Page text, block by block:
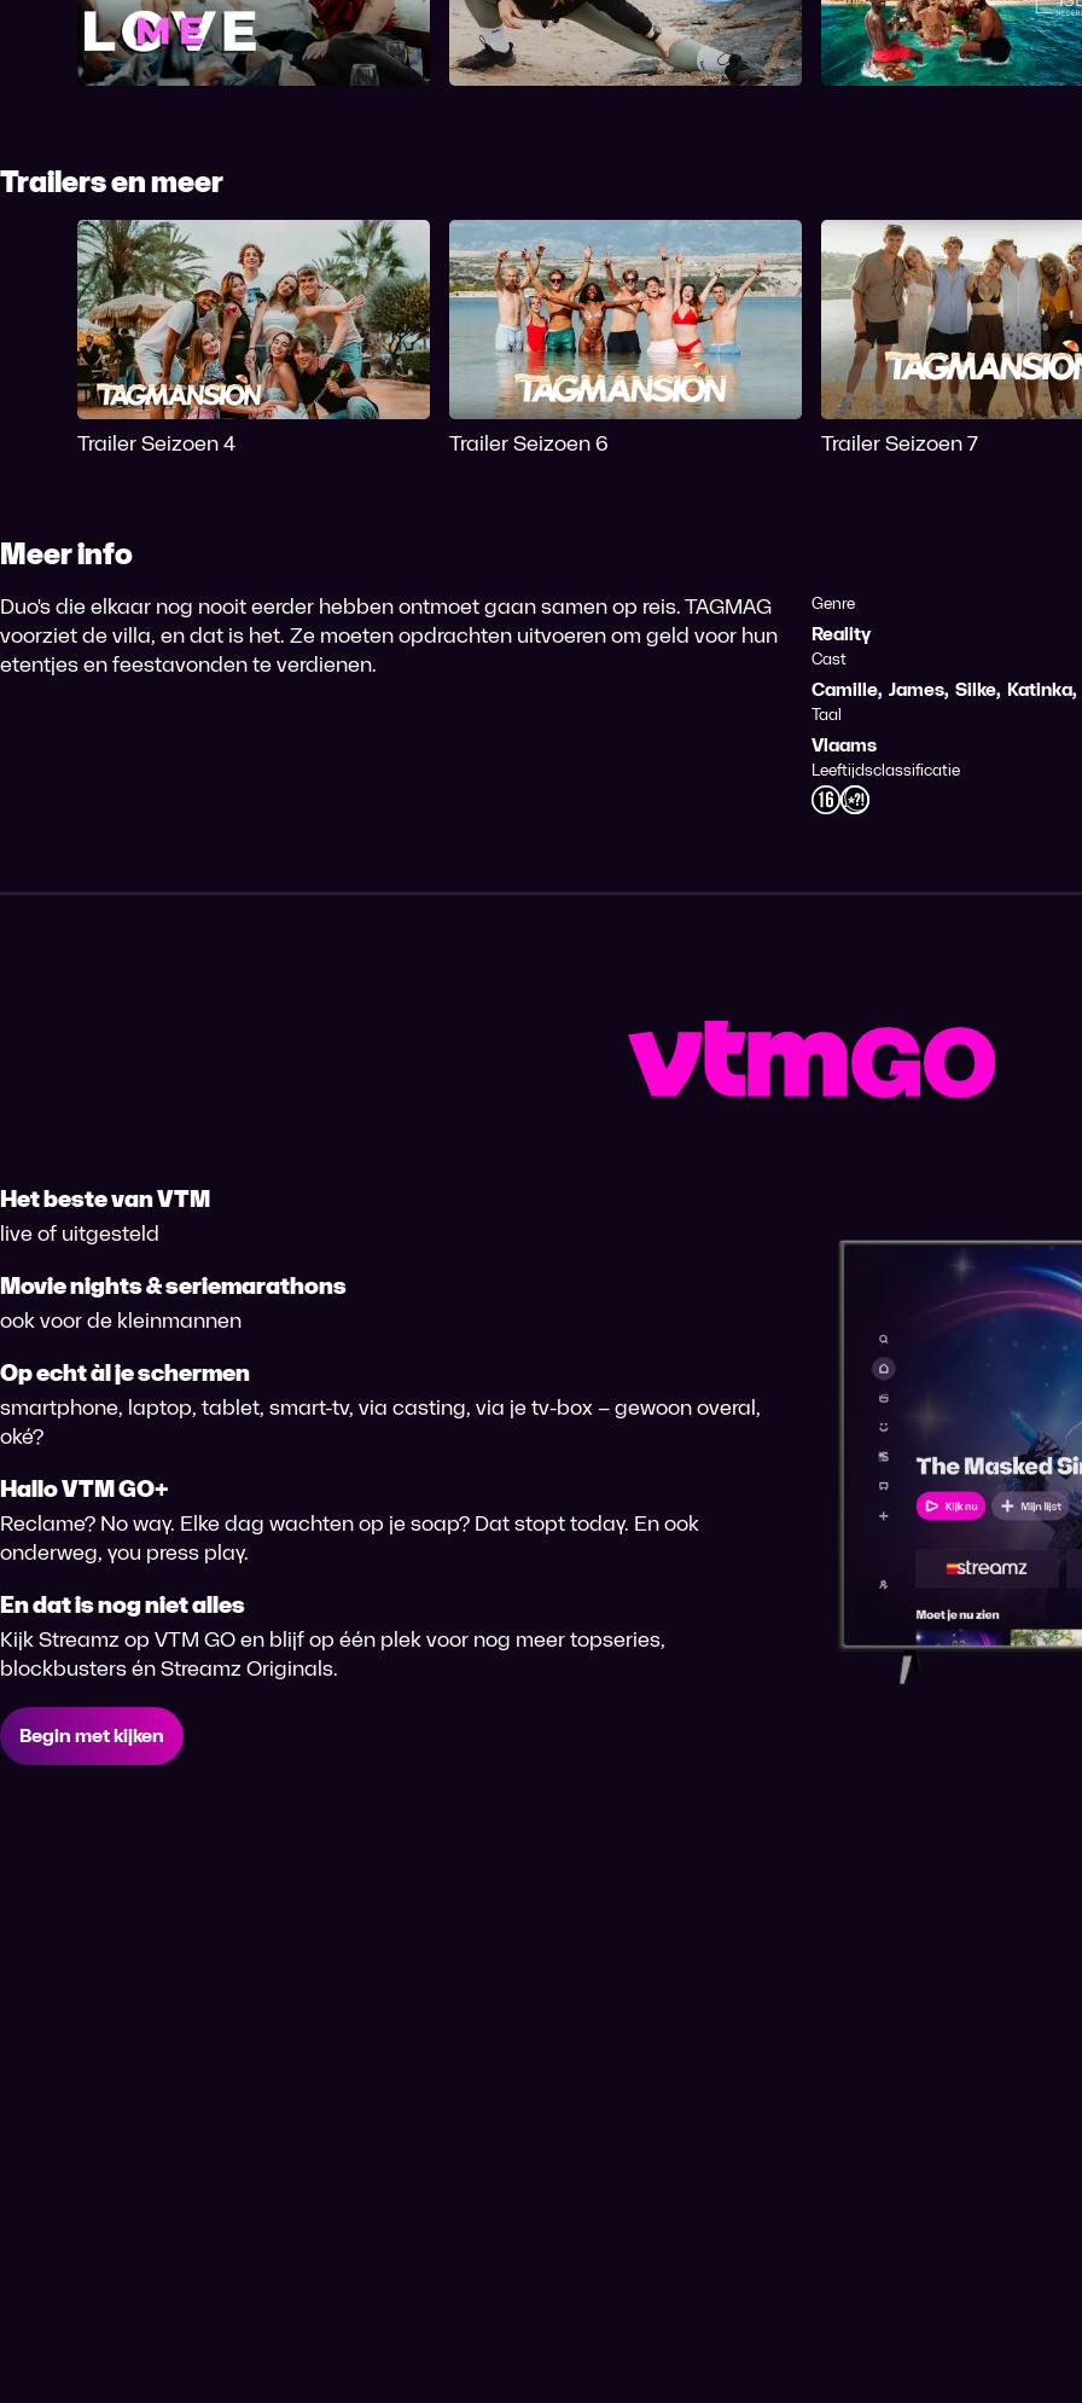
Trailers en meer
Trailer Seizoen 4 Trailer Seizoen 6 Trailer Seizoen 7
Meer info
Duo's die elkaar nog nooit eerder hebben ontmoet gaan samen op reis. TAGMAG
voorziet de villa, en dat is het. Ze moeten opdrachten uitvoeren om geld voor hun
etentjes en feestavonden te verdienen.
Genre
Reality
Cast
Camille, James, Silke, Katinka,
Taal
Vlaams
Leeftijdsclassificatie
Het beste van VTM
live of uitgesteld
Movie nights & seriemarathons
ook voor de kleinmannen
Op echt àl je schermen
smartphone, laptop, tablet, smart-tv, via casting, via je tv-box – gewoon overal,
oké?
Hallo VTM GO+
Reclame? No way. Elke dag wachten op je soap? Dat stopt today. En ook
onderweg, you press play.
En dat is nog niet alles
Kijk Streamz op VTM GO en blijf op één plek voor nog meer topseries,
blockbusters én Streamz Originals.
Begin met kijken